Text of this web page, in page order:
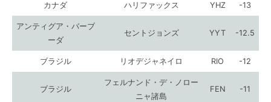
カナダ ハリファックス YHZ -13
アンティグア・バーブ
ーダ
セントジョンズ YYT -12.5
ブラジル リオデジャネイロ RIO -12
ブラジル
フェルナンド・デ・ノロー
ニャ諸島
FEN -11